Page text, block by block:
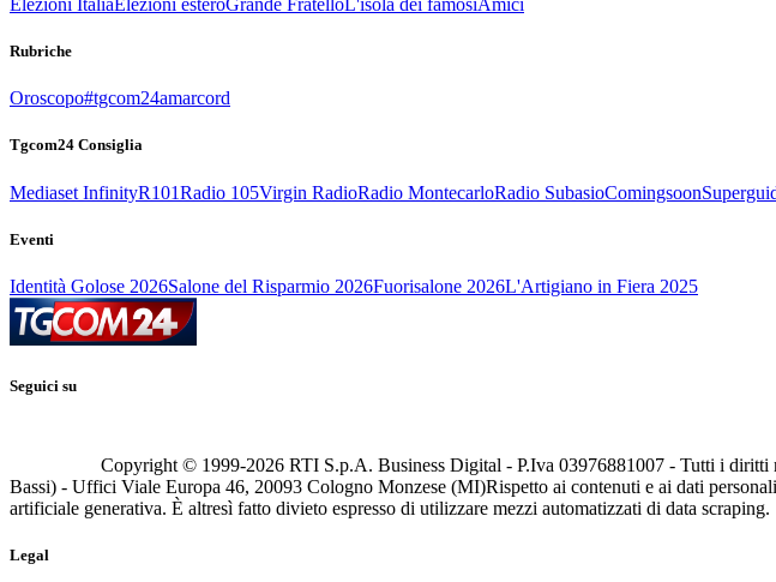
Elezioni ItaliaElezioni esteroGrande FratelloL'isola dei famosiAmici
Rubriche
Oroscopo#tgcom24amarcord
Tgcom24 Consiglia
Mediaset InfinityR101Radio 105Virgin RadioRadio MontecarloRadio SubasioComingsoon
Eventi
Identità Golose 2026Salone del Risparmio 2026Fuorisalone 2026L'Artigiano in Fiera 2025
Seguici su
Copyright © 1999-2026 RTI S.p.A. Business Digital - P.Iva 03976881007 - Tutti i
Bassi) - Uffici Viale Europa 46, 20093 Cologno Monzese (MI)Rispetto ai contenuti e ai dati
artificiale generativa. È altresì fatto divieto espresso di utilizzare mezzi automatizzati di data scraping.
Legal